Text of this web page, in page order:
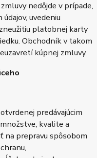
nedôjde v prípade,
uvedeniu
platobnej karty
Obchodník v takom
kúpnej zmluvy.
predávajúcim
kvalite a
na prepravu spôsobom